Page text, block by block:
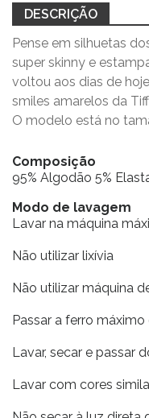
DESCRIÇÃO
Pense em silhuetas
super skinny e
voltou aos dias de
smiles amarelos da
O modelo está no
Composição
95% Algodão 5%
Modo de lavagem
Lavar na máquina
Não utilizar lixívia
Não utilizar máquina
Passar a ferro máximo
Lavar, secar e passar
Lavar com cores